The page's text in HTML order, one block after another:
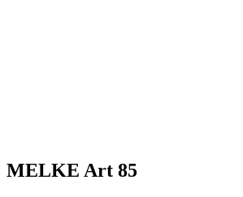
MELKE Art 85